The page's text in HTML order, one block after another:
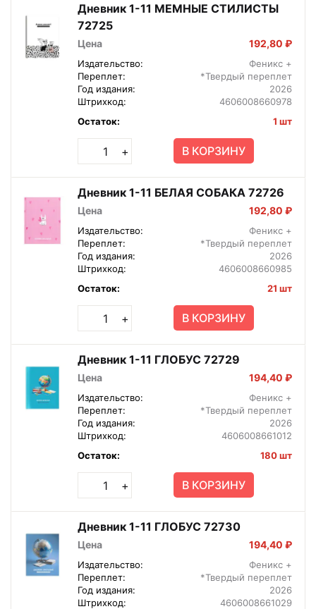
Дневник 1-11 МЕМНЫЕ СТИЛИСТЫ
72725
Цена 192,80 ₽
Издательство:
Феникс +
Переплет:
*Твердый переплет
Год издания:
2026
Штрихкод:
4606008660978
Остаток:
1 шт
+ В КОРЗИНУ
Дневник 1-11 БЕЛАЯ СОБАКА 72726
Цена 192,80 ₽
Издательство:
Феникс +
Переплет:
*Твердый переплет
Год издания:
2026
Штрихкод:
4606008660985
Остаток:
21 шт
+ В КОРЗИНУ
Дневник 1-11 ГЛОБУС 72729
Цена 194,40 ₽
Издательство:
Феникс +
Переплет:
*Твердый переплет
Год издания:
2026
Штрихкод:
4606008661012
Остаток:
180 шт
+ В КОРЗИНУ
Дневник 1-11 ГЛОБУС 72730
Цена 194,40 ₽
Издательство:
Феникс +
Переплет:
*Твердый переплет
Год издания:
2026
Штрихкод:
4606008661029